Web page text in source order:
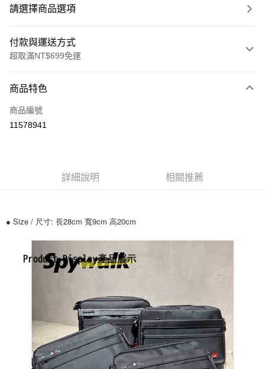
請選擇商品選項
付款與運送方式
超取滿NT$699免運
信用卡一次付款
超商取貨付款
7-11付款取貨
每筆NT$70，滿NT$699(含以上)免運費
宅配
每筆NT$80，滿NT$699(含以上)免運費
商品特色
商品編號
11578941
詳細說明 相關推薦
● Size / 尺寸: 長28cm 寬9cm 高20cm